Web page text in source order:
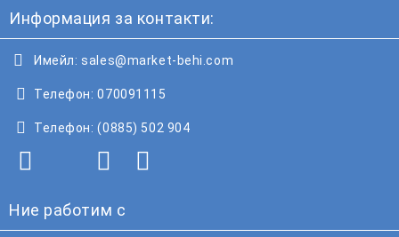
Информация за контакти:
Имейл: sales@market-behi.com
Телефон: 070091115
Телефон: (0885) 502 904
Ние работим с